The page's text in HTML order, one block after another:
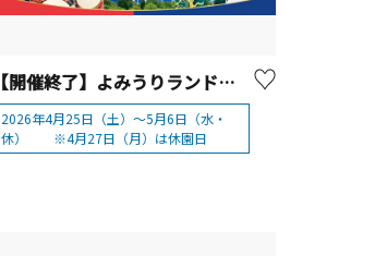
【開催終了】よみうりランド「沖縄・九州＆北海道WEEK!!2026」
2026年4月25日（土）～5月6日（水・
休） ※4月27日（月）は休園日